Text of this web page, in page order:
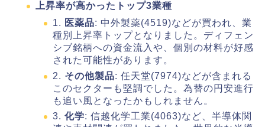
上昇率が高かったトップ3業種
1. 医薬品: 中外製薬(4519)などが買われ、業
種別上昇率トップとなりました。ディフェン
シブ銘柄への資金流入や、個別の材料が好感
された可能性があります。
2. その他製品: 任天堂(7974)などが含まれる
このセクターも堅調でした。為替の円安進行
も追い風となったかもしれません。
3. 化学: 信越化学工業(4063)など、半導体関